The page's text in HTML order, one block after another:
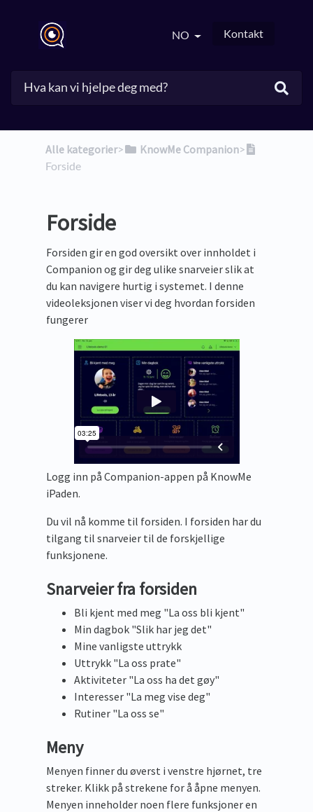
NO Kontakt
Alle kategorier​>​ ​KnowMe Companion​>​
Forside
Forside
Forsiden gir en god oversikt over innholdet i
Companion og gir deg ulike snarveier slik at
du kan navigere hurtig i systemet. I denne
videoleksjonen viser vi deg hvordan forsiden
fungerer
Logg inn på Companion-appen på KnowMe
iPaden.
Du vil nå komme til forsiden. I forsiden har du
tilgang til snarveier til de forskjellige
funksjonene.
Snarveier fra forsiden
Bli kjent med meg "La oss bli kjent"
Min dagbok "Slik har jeg det"
Mine vanligste uttrykk
Uttrykk "La oss prate"
Aktiviteter "La oss ha det gøy"
Interesser "La meg vise deg"
Rutiner "La oss se"
Meny
Menyen finner du øverst i venstre hjørnet, tre
streker. Klikk på strekene for å åpne menyen.
Menyen inneholder noen flere funksjoner en